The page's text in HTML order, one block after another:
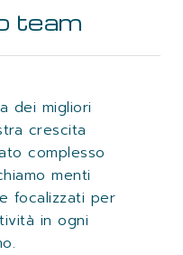
team
dei migliori
crescita
complesso
menti
focalizzati per
in ogni